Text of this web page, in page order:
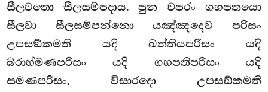
සීලවතො සීලසම්පදාය. පුන චපරං ගහපතයො
සීලවා සීලසම්පන්නො යඤ්ඤදෙව පරිසං
උපසඞ්කමති යදි ඛත්තියපරිසං යදි
බ්රාහ්මණපරිසං යදි ගහපතිපරිසං යදි
සමණපරිසං, විසාරදො උපසඞ්කමති